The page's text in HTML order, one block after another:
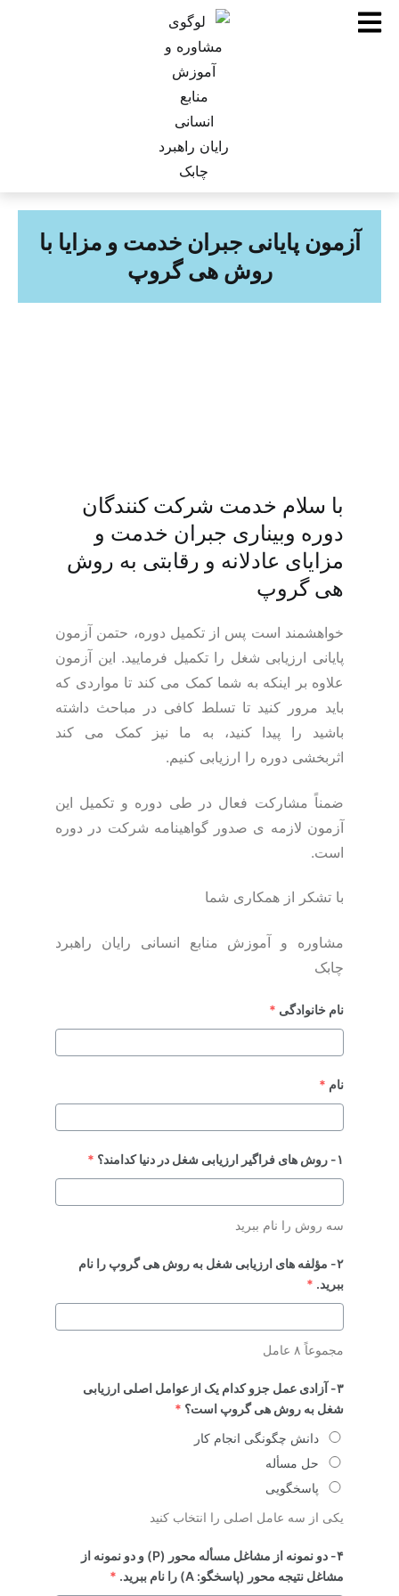
آزمون پایانی جبران خدمت و مزایا با
روش هی گروپ
با سلام خدمت شرکت کنندگان
دوره وبیناری جبران خدمت و
مزایای عادلانه و رقابتی به روش
هی گروپ
خواهشمند است پس از تکمیل دوره، حتمن آزمون
پایانی ارزیابی شغل را تکمیل فرمایید. این آزمون
علاوه بر اینکه به شما کمک می کند تا مواردی که
باید مرور کنید تا تسلط کافی در مباحث داشته
باشید را پیدا کنید، به ما نیز کمک می کند
اثربخشی دوره را ارزیابی کنیم.
ضمناً مشارکت فعال در طی دوره و تکمیل این
آزمون لازمه ی صدور گواهینامه شرکت در دوره
است.
با تشکر از همکاری شما
مشاوره و آموزش منابع انسانی رایان راهبرد
چابک
نام خانوادگی *
نام *
۱- روش های فراگیر ارزیابی شغل در دنیا کدامند؟ *
سه روش را نام ببرید
۲- مؤلفه های ارزیابی شغل به روش هی گروپ را نام
ببرید. *
مجموعاً ۸ عامل
۳- آزادی عمل جزو کدام یک از عوامل اصلی ارزیابی
شغل به روش هی گروپ است؟ *
دانش چگونگی انجام کار
حل مسأله
پاسخگویی
یکی از سه عامل اصلی را انتخاب کنید
۴- دو نمونه از مشاغل مسأله محور (P) و دو نمونه از
مشاغل نتیجه محور (پاسخگو: A) را نام ببرید.
*